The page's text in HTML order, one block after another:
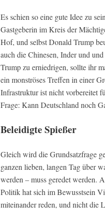
Es schien so eine gute Idee zu
Gastgeberin im Kreis der
Hof, und selbst Donald Trump
auch die Chinesen, Inder und
Trump zu erniedrigen, sollte ihr
ein monströses Treffen in einer
Infrastruktur ist nicht vorbereitet
Frage: Kann Deutschland noch
Beleidigte Spießer
Gleich wird die Grundsatzfrage
ganzen lieben, langen Tag über
werden – muss geredet werden.
Politik hat sich im Bewusstsein
miteinander reden, und nicht die